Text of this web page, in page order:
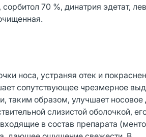
70 %, динатрия эдетат,
носа, устраняя отек и
сопутствующее чрезмерное
таким образом, улучшает
слизистой оболочкой,
в состав препарата